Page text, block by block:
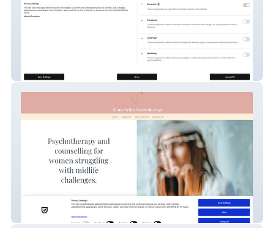
Compass North
Elinor Wilde Psychotherapy